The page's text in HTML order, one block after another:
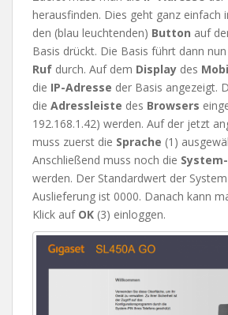
herausfinden. Dies geht ganz einfach
den (blau leuchtenden) Button auf
Basis drückt. Die Basis führt dann
Ruf durch. Auf dem Display des
die IP-Adresse der Basis angezeigt.
die Adressleiste des Browsers
192.168.1.42) werden. Auf der jetzt
muss zuerst die Sprache (1)
Anschließend muss noch die
werden. Der Standardwert der
Auslieferung ist 0000. Danach kann
Klick auf OK (3) einloggen.